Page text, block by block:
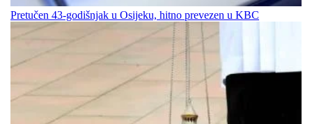
Pretučen 43-godišnjak u Osijeku, hitno prevezen u KBC